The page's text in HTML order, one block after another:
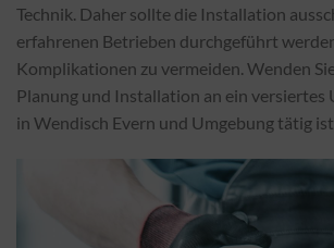
Technik. Daher sollte die Installation
erfahrenen Betrieben durchgeführt
Komplikationen zu vermeiden. Wenden
Planung und Installation an ein versiertes
in Wendisch Evern und Umgebung tätig ist.